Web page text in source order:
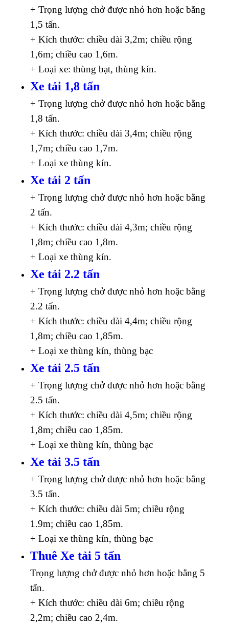
+ Trọng lượng chở được nhỏ hơn hoặc bằng
1,5 tấn.
+ Kích thước: chiều dài 3,2m; chiều rộng
1,6m; chiều cao 1,6m.
+ Loại xe: thùng bạt, thùng kín.
Xe tải 1,8 tấn
+ Trọng lượng chở được nhỏ hơn hoặc bằng
1,8 tấn.
+ Kích thước: chiều dài 3,4m; chiều rộng
1,7m; chiều cao 1,7m.
+ Loại xe thùng kín.
Xe tải 2 tấn
+ Trọng lượng chở được nhỏ hơn hoặc bằng
2 tấn.
+ Kích thước: chiều dài 4,3m; chiều rộng
1,8m; chiều cao 1,8m.
+ Loại xe thùng kín.
Xe tải 2.2 tấn
+ Trọng lượng chở được nhỏ hơn hoặc bằng
2.2 tấn.
+ Kích thước: chiều dài 4,4m; chiều rộng
1,8m; chiều cao 1,85m.
+ Loại xe thùng kín, thùng bạc
Xe tải 2.5 tấn
+ Trọng lượng chở được nhỏ hơn hoặc bằng
2.5 tấn.
+ Kích thước: chiều dài 4,5m; chiều rộng
1,8m; chiều cao 1,85m.
+ Loại xe thùng kín, thùng bạc
Xe tải 3.5 tấn
+ Trọng lượng chở được nhỏ hơn hoặc bằng
3.5 tấn.
+ Kích thước: chiều dài 5m; chiều rộng
1.9m; chiều cao 1,85m.
+ Loại xe thùng kín, thùng bạc
Thuê Xe tải 5 tấn
Trọng lượng chở được nhỏ hơn hoặc bằng 5
tấn.
+ Kích thước: chiều dài 6m; chiều rộng
2,2m; chiều cao 2,4m.